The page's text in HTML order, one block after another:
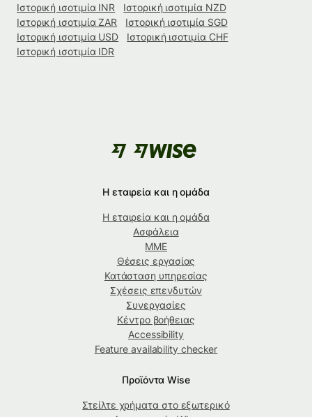
Ιστορική ισοτιμία INR
Ιστορική ισοτιμία NZD
Ιστορική ισοτιμία ZAR
Ιστορική ισοτιμία SGD
Ιστορική ισοτιμία USD
Ιστορική ισοτιμία CHF
Ιστορική ισοτιμία IDR
Η εταιρεία και η ομάδα
Η εταιρεία και η ομάδα
Ασφάλεια
ΜΜΕ
Θέσεις εργασίας
Κατάσταση υπηρεσίας
Σχέσεις επενδυτών
Συνεργασίες
Κέντρο βοήθειας
Accessibility
Feature availability checker
Προϊόντα Wise
Στείλτε χρήματα στο εξωτερικό